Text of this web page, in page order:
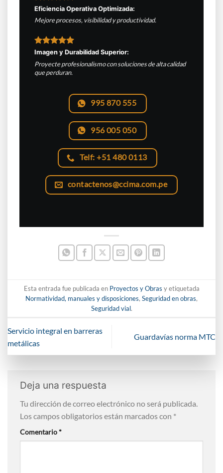
Eficiencia Operativa Optimizada:
Mejore procesos, visibilidad y productividad.
Imagen y Durabilidad Superior:
Proyecte profesionalismo con soluciones de alta calidad
que perduran.
995 870 555
956 005 050
Telf: +51 480 0113
contactenos@ccima.com.pe
Esta entrada fue publicada en Proyectos y Obras y etiquetada
Normatividad, manuales y disposiciones, Seguridad en obras,
Seguridad vial.
Servicio integral en barreras
metálicas
Guardavías norma MTC
Deja una respuesta
Tu dirección de correo electrónico no será publicada.
Los campos obligatorios están marcados con *
Comentario*